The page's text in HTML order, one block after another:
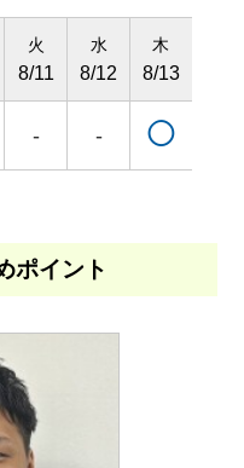
火
8/11
-
水
8/12
-
木
8/13
◯
ポイント